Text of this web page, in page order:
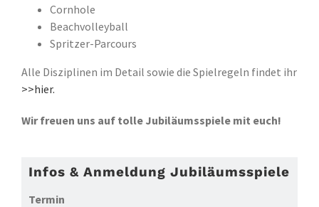
Cornhole
Beachvolleyball
Spritzer-Parcours
Alle Disziplinen im Detail sowie die Spielregeln findet ihr
>>hier.
Wir freuen uns auf tolle Jubiläumsspiele mit euch!
Infos & Anmeldung Jubiläumsspiele
Termin